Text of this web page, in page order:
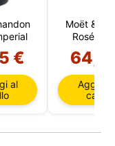
€
al
Moët &
Rosé